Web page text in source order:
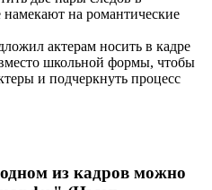
на романтические
актерам носить в кадре
школьной формы, чтобы
и подчеркнуть процесс
из кадров можно